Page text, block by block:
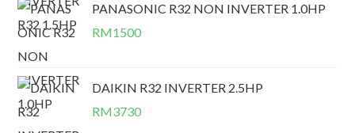
PANASONIC R32 NON INVERTER 1.0HP
RM1500
DAIKIN R32 INVERTER 2.5HP
RM3730